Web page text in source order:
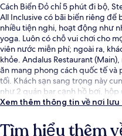
Cách Biển Đỏ chỉ 5 phút đi bộ,
All Inclusive có bãi biển riêng để
nhiều tiện nghi, hoạt động như
yoga. Luôn có chỗ vui chơi cho
viên nước miễn phí; ngoài ra,
khỏe. Andalus Restaurant
ăn mang phong cách quốc tế
tối. Khách sạn sang trọng này
như 2 quán bar cạnh hồ bơi, hộp
Xem thêm thông tin về nơi
Tìm hiểu thêm